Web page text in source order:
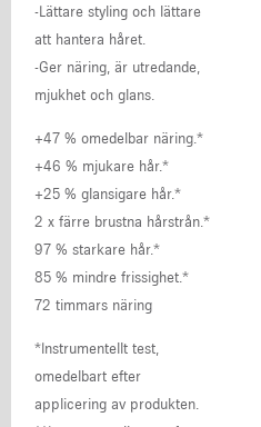
-Lättare styling och lättare
att hantera håret.
-Ger näring, är utredande,
mjukhet och glans.
+47 % omedelbar näring.*
+46 % mjukare hår.*
+25 % glansigare hår.*
2 x färre brustna hårstrån.*
97 % starkare hår.*
85 % mindre frissighet.*
72 timmars näring
*Instrumentellt test,
omedelbart efter
applicering av produkten.